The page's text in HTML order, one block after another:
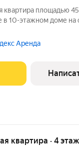
квартира площадью
в 10-этажном доме на
составляет 7
Аренда
квартира · 4